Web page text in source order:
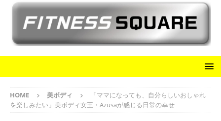
HOME 美ボディ
「ママになっても、自分らしいおしゃれ
を楽しみたい」美ボディ女王・Azusaが感じる日常の幸せ